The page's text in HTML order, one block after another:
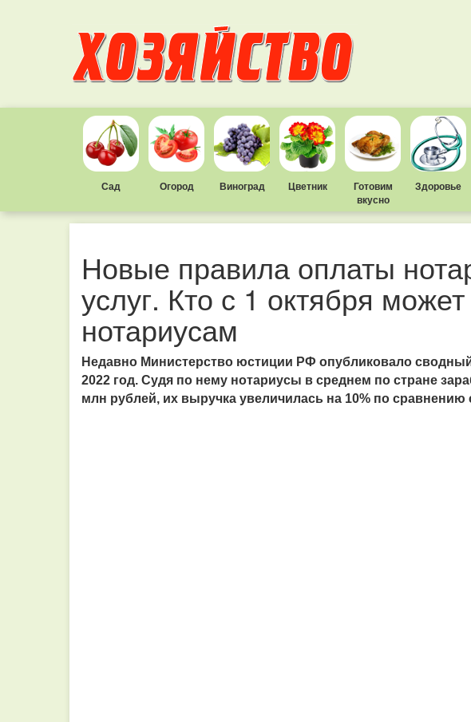
Сад Огород Виноград Цветник
Готовим
вкусно
Здоровье
Новые правила оплаты
услуг. Кто с 1 октября
нотариусам
Недавно Министерство юстиции РФ опубликовало
2022 год. Судя по нему нотариусы в среднем по стране
млн рублей, их выручка увеличилась на 10% по